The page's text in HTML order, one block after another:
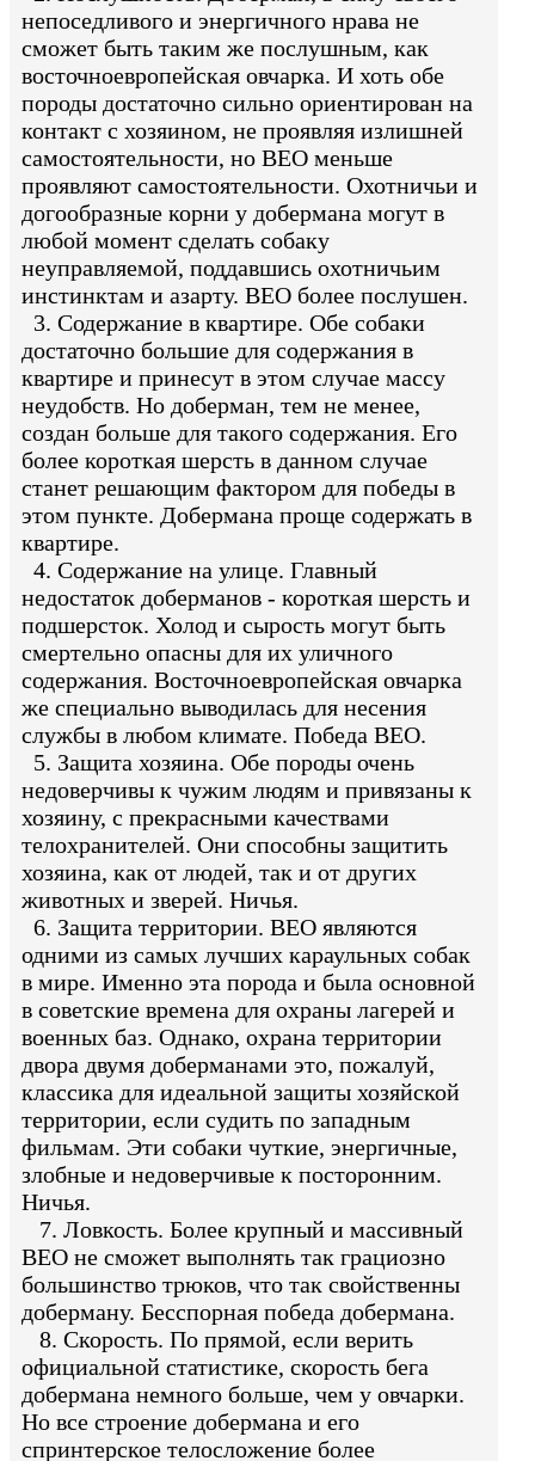
непоседливого и энергичного нрава не
сможет быть таким же послушным, как
восточноевропейская овчарка. И хоть обе
породы достаточно сильно ориентирован на
контакт с хозяином, не проявляя излишней
самостоятельности, но ВЕО меньше
проявляют самостоятельности. Охотничьи и
догообразные корни у добермана могут в
любой момент сделать собаку
неуправляемой, поддавшись охотничьим
инстинктам и азарту. ВЕО более послушен.
3. Содержание в квартире. Обе собаки
достаточно большие для содержания в
квартире и принесут в этом случае массу
неудобств. Но доберман, тем не менее,
создан больше для такого содержания. Его
более короткая шерсть в данном случае
станет решающим фактором для победы в
этом пункте. Добермана проще содержать в
квартире.
4. Содержание на улице. Главный
недостаток доберманов - короткая шерсть и
подшерсток. Холод и сырость могут быть
смертельно опасны для их уличного
содержания. Восточноевропейская овчарка
же специально выводилась для несения
службы в любом климате. Победа ВЕО.
5. Защита хозяина. Обе породы очень
недоверчивы к чужим людям и привязаны к
хозяину, с прекрасными качествами
телохранителей. Они способны защитить
хозяина, как от людей, так и от других
животных и зверей. Ничья.
6. Защита территории. ВЕО являются
одними из самых лучших караульных собак
в мире. Именно эта порода и была основной
в советские времена для охраны лагерей и
военных баз. Однако, охрана территории
двора двумя доберманами это, пожалуй,
классика для идеальной защиты хозяйской
территории, если судить по западным
фильмам. Эти собаки чуткие, энергичные,
злобные и недоверчивые к посторонним.
Ничья.
7. Ловкость. Более крупный и массивный
ВЕО не сможет выполнять так грациозно
большинство трюков, что так свойственны
доберману. Бесспорная победа добермана.
8. Скорость. По прямой, если верить
официальной статистике, скорость бега
добермана немного больше, чем у овчарки.
Но все строение добермана и его
спринтерское телосложение более